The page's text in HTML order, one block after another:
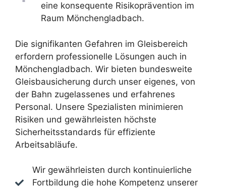
eine konsequente Risikoprävention im
Raum Mönchengladbach.
Die signifikanten Gefahren im Gleisbereich
erfordern professionelle Lösungen auch in
Mönchengladbach. Wir bieten bundesweite
Gleisbausicherung durch unser eigenes, von
der Bahn zugelassenes und erfahrenes
Personal. Unsere Spezialisten minimieren
Risiken und gewährleisten höchste
Sicherheitsstandards für effiziente
Arbeitsabläufe.
Wir gewährleisten durch kontinuierliche
Fortbildung die hohe Kompetenz unserer